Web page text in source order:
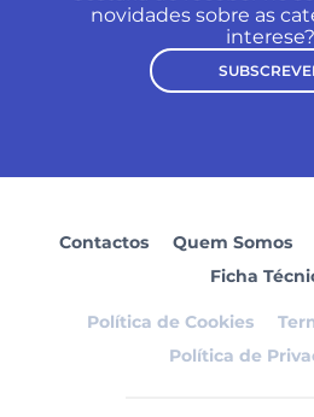
novidades sobre as
interese?
Contactos Quem Somos
Ficha
Política de Cookies
Política de